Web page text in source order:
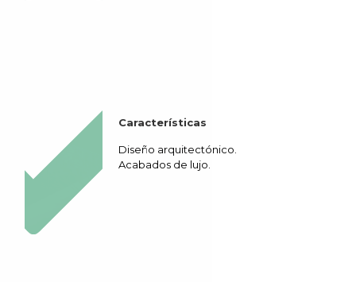
Características
Diseño arquitectónico.
Acabados de lujo.